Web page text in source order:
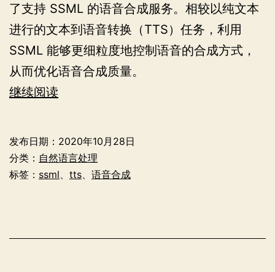
了支持 SSML 的语音合成服务。相较以纯文本
进行的文本到语音转换（TTS）任务，利用
SSML 能够更细粒度地控制语音的合成方式，
从而优化语音合成质量。
继续阅读
音
合
记
发布日期： 2020年10月28日
分类： 自然语言处理
标签： ssml tts 语音合成